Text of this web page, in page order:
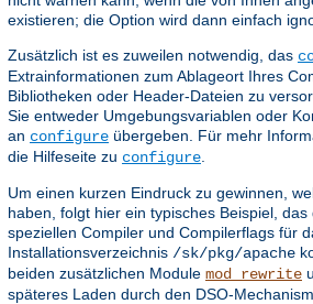
existieren; die Option wird dann einfach
Zusätzlich ist es zuweilen notwendig, das
Extrainformationen zum Ablageort Ihres
Bibliotheken oder Header-Dateien zu
Sie entweder Umgebungsvariablen oder
an configure übergeben. Für mehr
die Hilfeseite zu configure
Um einen kurzen Eindruck zu gewinnen,
haben, folgt hier ein typisches Beispiel,
speziellen Compiler und Compilerflags für
Installationsverzeichnis /sk/pkg/apache
beiden zusätzlichen Module mod_rewrite
späteres Laden durch den DSO-